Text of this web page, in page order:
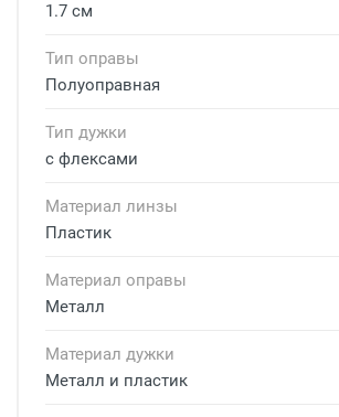
1.7 см
Тип оправы
Полуоправная
Тип дужки
с флексами
Материал линзы
Пластик
Материал оправы
Металл
Материал дужки
Металл и пластик